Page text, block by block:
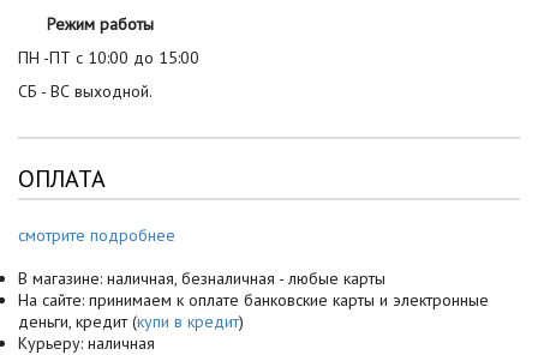
Режим работы
ПН -ПТ с 10:00 до 15:00
СБ - ВС выходной.
ОПЛАТА
смотрите подробнее
В магазине: наличная, безналичная - любые карты
На сайте: принимаем к оплате банковские карты и электронные
деньги, кредит (купи в кредит)
Курьеру: наличная